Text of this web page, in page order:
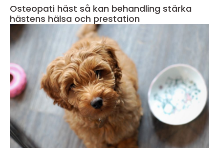
Osteopati häst så kan behandling stärka
hästens hälsa och prestation